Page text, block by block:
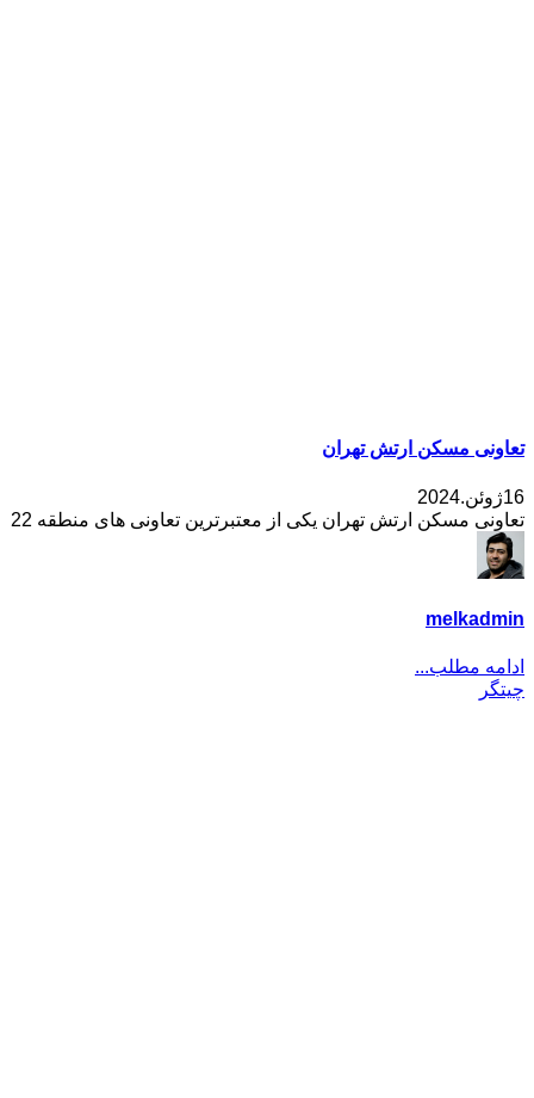
تعاونی مسکن ارتش تهران
16ژوئن.2024
تعاونی مسکن ارتش تهران یکی از معتبرترین تعاونی های منطقه 22
melkadmin
ادامه مطلب...
چیتگر